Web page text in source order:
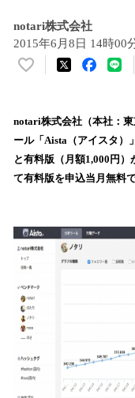
notari株式会社
2015年6月8日 14時00
い
！
数
を
読
中
で
す
notari株式会社（本社：
ール「Aista（アイスタ）
と有料版（月額1,000円
て有料版を申込当月無料